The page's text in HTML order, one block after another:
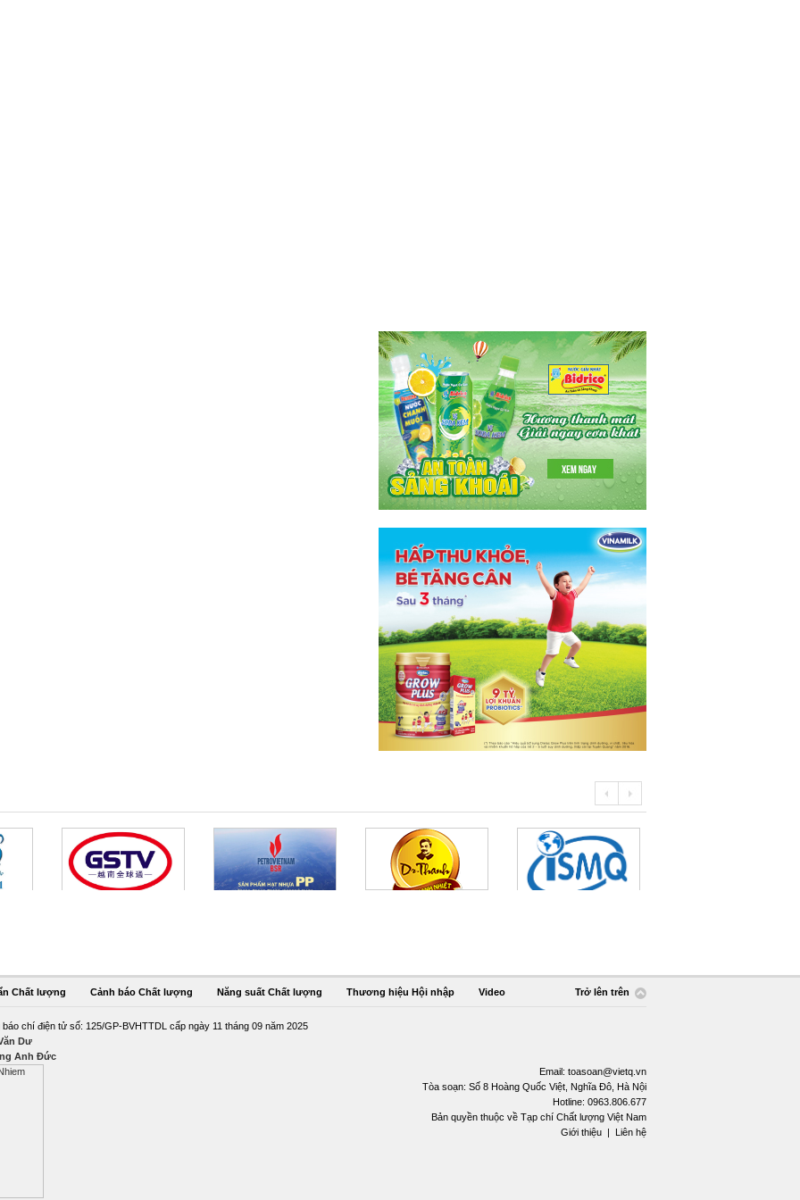
Chất lượng Cảnh báo Chất lượng Năng suất Chất lượng Thương hiệu Hội nhập Video Trở lên trên
chí điện tử số: 125/GP-BVHTTDL cấp ngày 11 tháng 09 năm 2025
Dư
Anh Đức
Email: toasoan@vietq.vn
Tòa soạn: Số 8 Hoàng Quốc Việt, Nghĩa Đô, Hà Nội
Hotline: 0963.806.677
Bản quyền thuộc về Tạp chí Chất lượng Việt Nam
Giới thiệu | Liên hệ